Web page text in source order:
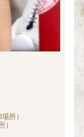
所）